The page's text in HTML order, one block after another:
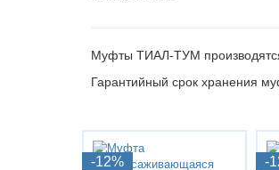
Муфты ТИАЛ-ТУМ
Гарантийный срок хранения
-12% -